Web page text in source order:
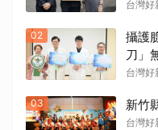
措施
台灣好
02
攝護
刀」
台灣好
03 新竹
台灣好